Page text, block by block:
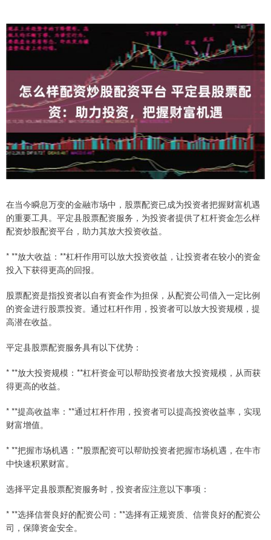
在当今瞬息万变的金融市场中，股票配资已成为投资者把握财富机遇
的重要工具。平定县股票配资服务，为投资者提供了杠杆资金怎么样
配资炒股配资平台，助力其放大投资收益。
* **放大收益：**杠杆作用可以放大投资收益，让投资者在较小的资金
投入下获得更高的回报。
股票配资是指投资者以自有资金作为担保，从配资公司借入一定比例
的资金进行股票投资。通过杠杆作用，投资者可以放大投资规模，提
高潜在收益。
平定县股票配资服务具有以下优势：
* **放大投资规模：**杠杆资金可以帮助投资者放大投资规模，从而获
得更高的收益。
* **提高收益率：**通过杠杆作用，投资者可以提高投资收益率，实现
财富增值。
* **把握市场机遇：**股票配资可以帮助投资者把握市场机遇，在牛市
中快速积累财富。
选择平定县股票配资服务时，投资者应注意以下事项：
* **选择信誉良好的配资公司：**选择有正规资质、信誉良好的配资公
司，保障资金安全。